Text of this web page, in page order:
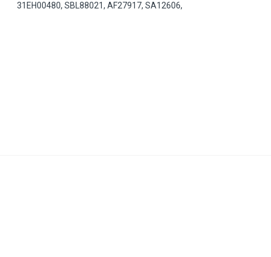
31EH00480,SBL88021,AF27917,SA12606,